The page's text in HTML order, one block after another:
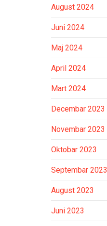
August 2024
Juni 2024
Maj 2024
April 2024
Mart 2024
Decembar 2023
Novembar 2023
Oktobar 2023
Septembar 2023
August 2023
Juni 2023